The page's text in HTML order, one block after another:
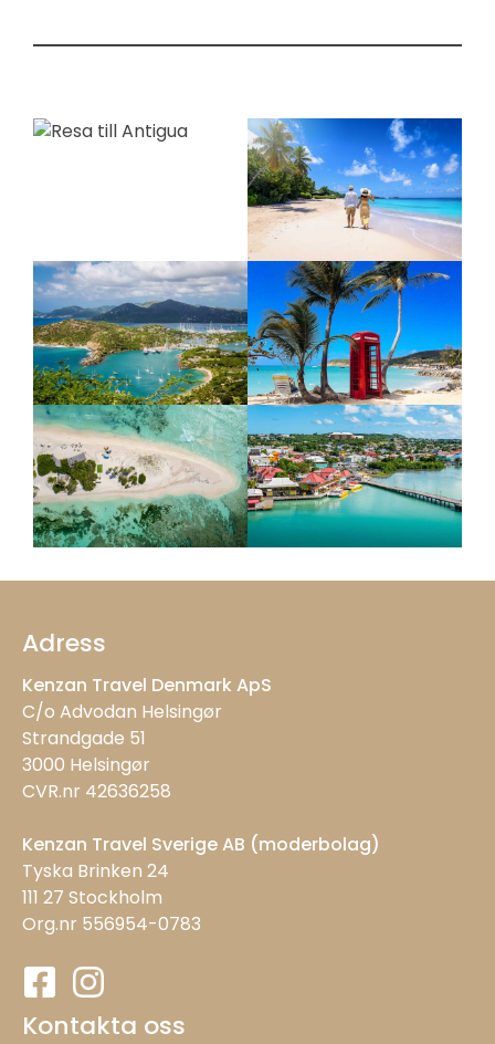
Adress
Kenzan Travel Denmark ApS
C/o Advodan Helsingør
Strandgade 51
3000 Helsingør
CVR.nr 42636258
Kenzan Travel Sverige AB (moderbolag)
Tyska Brinken 24
111 27 Stockholm
Org.nr 556954-0783
Kontakta oss